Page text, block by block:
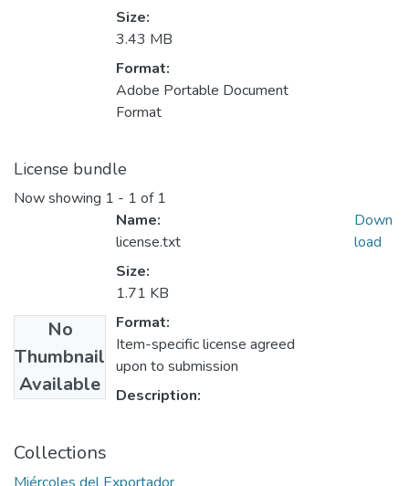
Size:
3.43 MB
Format:
Adobe Portable Document
Format
License bundle
Now showing 1 - 1 of 1
No
Thumbnail
Available
Name:
license.txt
Size:
1.71 KB
Format:
Item-specific license agreed
upon to submission
Description:
Down
load
Collections